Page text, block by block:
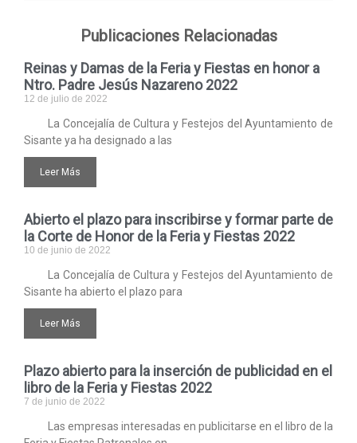
Publicaciones Relacionadas
Reinas y Damas de la Feria y Fiestas en honor a
Ntro. Padre Jesús Nazareno 2022
12 de julio de 2022
La Concejalía de Cultura y Festejos del Ayuntamiento de
Sisante ya ha designado a las
Leer Más
Abierto el plazo para inscribirse y formar parte de
la Corte de Honor de la Feria y Fiestas 2022
10 de junio de 2022
La Concejalía de Cultura y Festejos del Ayuntamiento de
Sisante ha abierto el plazo para
Leer Más
Plazo abierto para la inserción de publicidad en el
libro de la Feria y Fiestas 2022
7 de junio de 2022
Las empresas interesadas en publicitarse en el libro de la